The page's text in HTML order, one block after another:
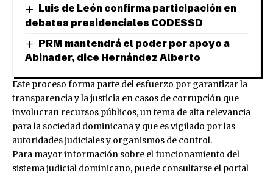
Luis de León confirma participación en
debates presidenciales CODESSD
PRM mantendrá el poder por apoyo a
Abinader, dice Hernández Alberto
Este proceso forma parte del esfuerzo por garantizar la
transparencia y la justicia en casos de corrupción que
involucran recursos públicos, un tema de alta relevancia
para la sociedad dominicana y que es vigilado por las
autoridades judiciales y organismos de control.
Para mayor información sobre el funcionamiento del
sistema judicial dominicano, puede consultarse el portal